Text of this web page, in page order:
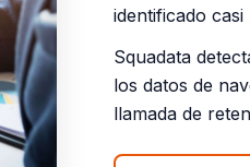
identificado
Squadata
los datos de
llamada de